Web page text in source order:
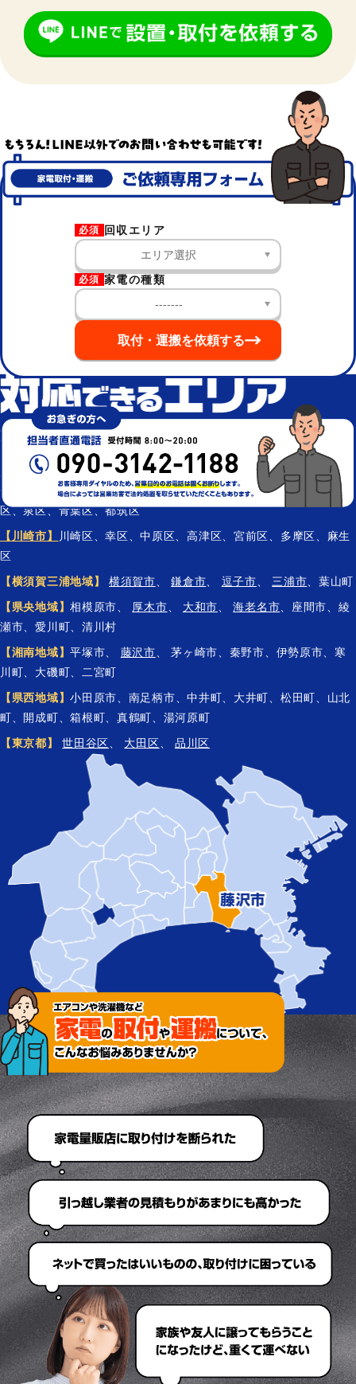
必須 回収エリア
必須 家電の種類
取付・運搬を依頼する
藤沢市を中心に神奈川県全域
【横浜市】鶴見区、神奈川区、西区、中区、南区、保土ケ谷区、磯
子区、金沢区、港北区、戸塚区、港南区、旭区、緑区、瀬谷区、栄
区、泉区、青葉区、都筑区
【川崎市】
川崎区、幸区、中原区、高津区、宮前区、多摩区、麻生
区
【横須賀三浦地域】
横須賀市 、鎌倉市 逗子市 三浦市 、葉山町
【県央地域】相模原市、 厚木市 大和市 、海老名市 、座間市、綾
瀬市、愛川町、清川村
【湘南地域】平塚市、 藤沢市 、 茅ヶ崎市、秦野市、伊勢原市、寒
川町、大磯町、二宮町
【県西地域】小田原市、南足柄市、中井町、大井町、松田町、山北
町、開成町、箱根町、真鶴町、湯河原町
【東京都】
世田谷区 大田区 品川区